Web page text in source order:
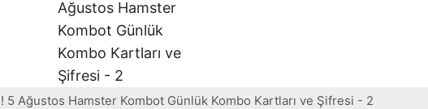
5 Ağustos Hamster Kombot Günlük Kombo Kartları ve Şifresi - 2